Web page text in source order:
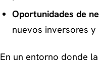
Oportunidades de
nuevos inversores
En un entorno donde